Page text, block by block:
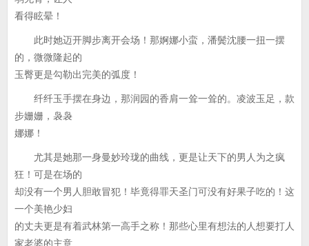
看得眩晕！
此时她迈开脚步离开会场！那婀娜小蛮，潘鬓沈腰一扭一摆
的，微微隆起的
玉臀更是勾勒出完美的弧度！
纤纤玉手摆在身边，那润园的香肩一耸一耸的。凌波玉足，款
步姗姗，袅袅
娜娜！
尤其是她那一身曼妙玲珑的曲线，更是让天下的男人为之疯
狂！可是在场的
却没有一个男人胆敢冒犯！毕竟得罪天圣门可没有好果子吃的！这
一个美艳少妇
的丈夫更是有着武林第一高手之称！那些心里有想法的人想要打人
家老婆的主意